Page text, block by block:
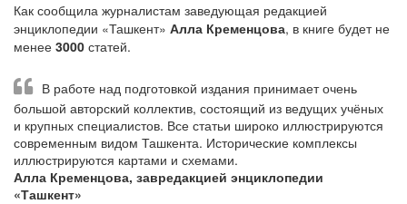
Как сообщила журналистам заведующая редакцией
энциклопедии «Ташкент» Алла Кременцова, в книге будет не
менее 3000 статей.
В работе над подготовкой издания принимает очень
большой авторский коллектив, состоящий из ведущих учёных
и крупных специалистов. Все статьи широко иллюстрируются
современным видом Ташкента. Исторические комплексы
иллюстрируются картами и схемами.
Алла Кременцова, завредакцией энциклопедии
«Ташкент»